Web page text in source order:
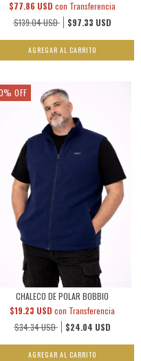
$139.04 USD $97.33 USD
$77.86 USD con Transferencia
AGREGAR AL CARRITO
% OFF
CHALECO DE POLAR BOBBIO
$34.34 USD $24.04 USD
$19.23 USD con Transferencia
AGREGAR AL CARRITO